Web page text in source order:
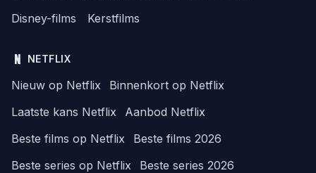
Disney-films
Kerstfilms
NETFLIX
Nieuw op Netflix
Binnenkort op Netflix
Laatste kans Netflix
Aanbod Netflix
Beste films op Netflix
Beste films 2026
Beste series op Netflix
Beste series 2026